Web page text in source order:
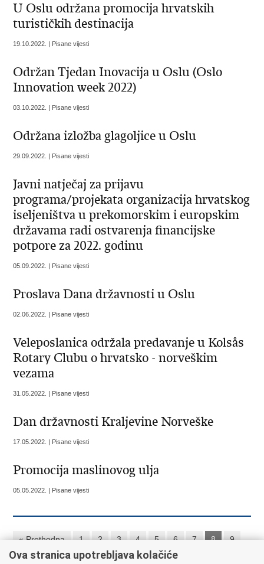
U Oslu održana promocija hrvatskih
turističkih destinacija
19.10.2022. | Pisane vijesti
Održan Tjedan Inovacija u Oslu (Oslo
Innovation week 2022)
03.10.2022. | Pisane vijesti
Održana izložba glagoljice u Oslu
29.09.2022. | Pisane vijesti
Javni natječaj za prijavu
programa/projekata organizacija hrvatskog
iseljeništva u prekomorskim i europskim
državama radi ostvarenja financijske
potpore za 2022. godinu
05.09.2022. | Pisane vijesti
Proslava Dana državnosti u Oslu
02.06.2022. | Pisane vijesti
Veleposlanica održala predavanje u Kolsås
Rotary Clubu o hrvatsko - norveškim
vezama
31.05.2022. | Pisane vijesti
Dan državnosti Kraljevine Norveške
17.05.2022. | Pisane vijesti
Promocija maslinovog ulja
05.05.2022. | Pisane vijesti
« Prethodna 1 2 3 4 5 6 7 8
9
10
Sljedeća »
Ova stranica upotrebljava kolačiće